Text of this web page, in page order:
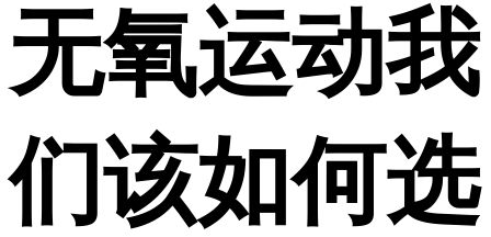
无氧运动我
们该如何选